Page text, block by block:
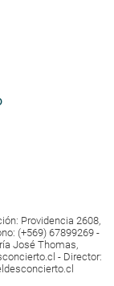
Providencia 2608,
(+569) 67899269 -
José Thomas,
- Director: